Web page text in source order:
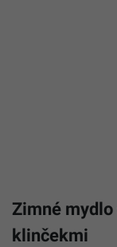
Zimné
klinčekmi